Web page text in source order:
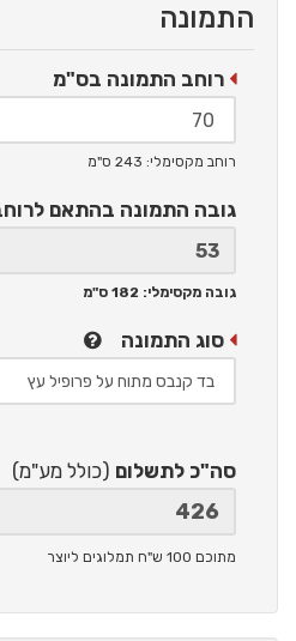
התמונה
רוחב התמונה בס"מ
רוחב מקסימלי: 243 ס"מ
גובה התמונה בהתאם
גובה מקסימלי: 182 ס"מ
סוג התמונה
סה"כ לתשלום (כולל מע"מ)
מתוכם 100 ש"ח תמלוגים ליוצר